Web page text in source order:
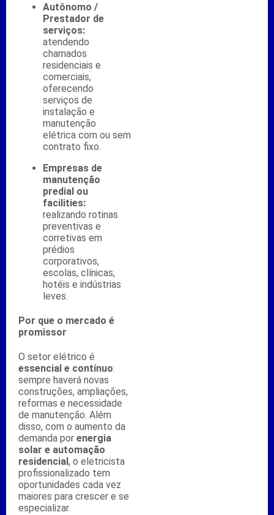
Autônomo /
Prestador de
serviços:
atendendo
chamados
residenciais e
comerciais,
oferecendo
serviços de
instalação e
manutenção
elétrica com ou sem
contrato fixo.
Empresas de
manutenção
predial ou
facilities:
realizando rotinas
preventivas e
corretivas em
prédios
corporativos,
escolas, clínicas,
hotéis e indústrias
leves.
Por que o mercado é
promissor
O setor elétrico é
essencial e contínuo:
sempre haverá novas
construções, ampliações,
reformas e necessidade
de manutenção. Além
disso, com o aumento da
demanda por energia
solar e automação
residencial, o eletricista
profissionalizado tem
oportunidades cada vez
maiores para crescer e se
especializar.